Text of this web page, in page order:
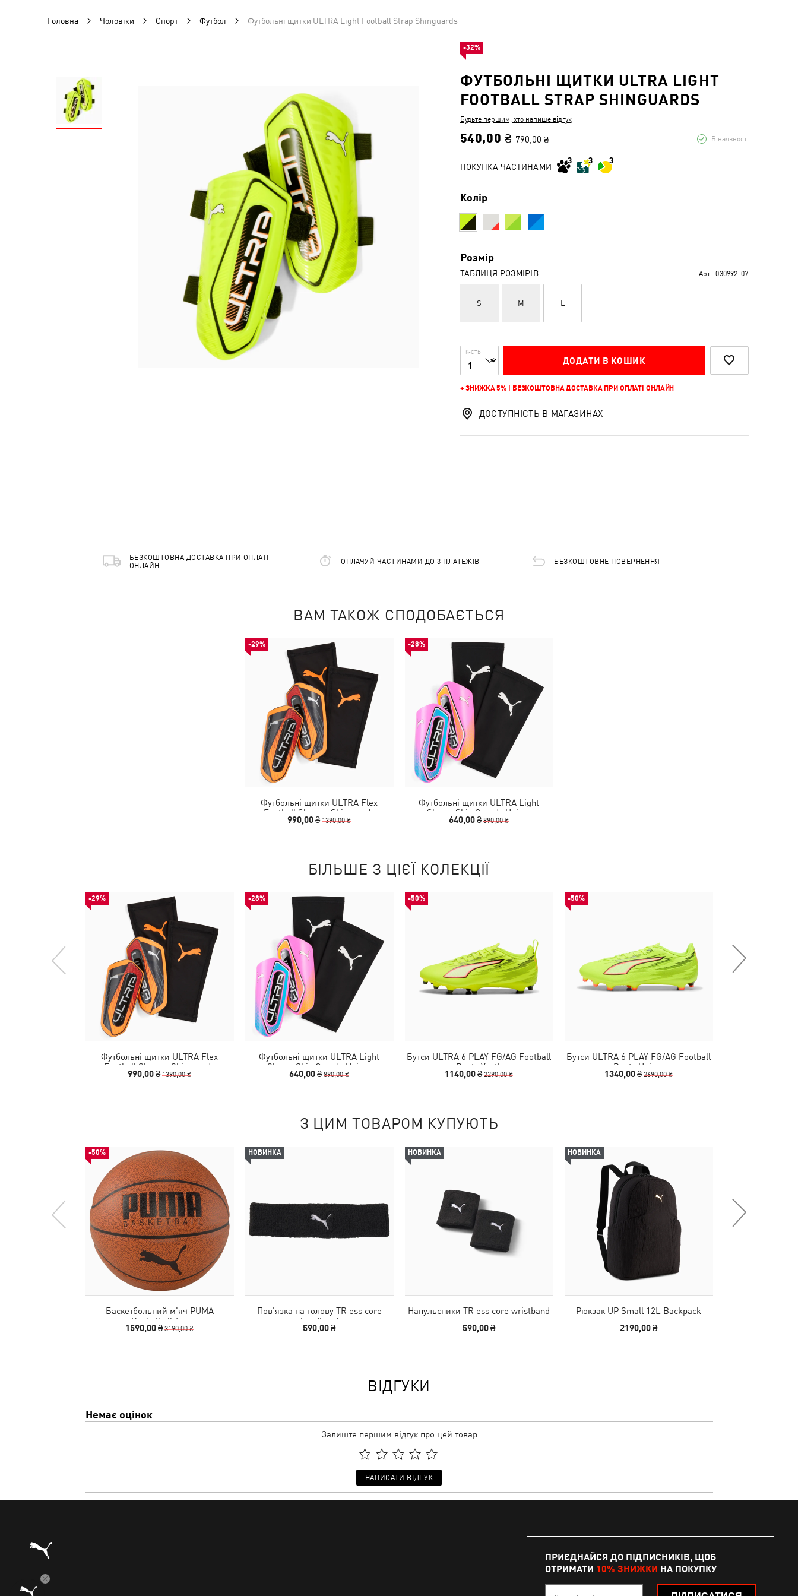
Головна Чоловіки Спорт Футбол Футбольні щитки ULTRA Light Football Strap Shinguards
ФУТБОЛЬНІ ЩИТКИ ULTRA LIGHT
FOOTBALL STRAP SHINGUARDS
Будьте першим, хто напише відгук
540,00 ₴ 790,00 ₴ В наявності
ПОКУПКА ЧАСТИНАМИ
Колір
Розмір
ТАБЛИЦЯ РОЗМІРІВ Арт.: 030992_07
S M L
К-СТЬ
ДОДАТИ В КОШИК
+ ЗНИЖКА 5% І БЕЗКОШТОВНА ДОСТАВКА ПРИ ОПЛАТІ ОНЛАЙН
-32%
ДОСТУПНІСТЬ В МАГАЗИНАХ
БЕЗКОШТОВНА ДОСТАВКА ПРИ ОПЛАТІ
ОНЛАЙН
ОПЛАЧУЙ ЧАСТИНАМИ ДО 3 ПЛАТЕЖІВ БЕЗКОШТОВНЕ ПОВЕРНЕННЯ
ВАМ ТАКОЖ СПОДОБАЄТЬСЯ
-29%
Футбольні щитки ULTRA Flex
Football Sleeves Shinguards
990,00 ₴1390,00 ₴
-28%
Футбольні щитки ULTRA Light
Sleeve Shin Guards Unisex
640,00 ₴890,00 ₴
БІЛЬШЕ З ЦІЄЇ КОЛЕКЦІЇ
-29%
Футбольні щитки ULTRA Flex
Football Sleeves Shinguards
990,00 ₴1390,00 ₴
-28%
Футбольні щитки ULTRA Light
Sleeve Shin Guards Unisex
640,00 ₴890,00 ₴
-50%
Бутси ULTRA 6 PLAY FG/AG Football
Boots Youth
1140,00 ₴2290,00 ₴
-50%
Бутси ULTRA 6 PLAY FG/AG Football
Boots Unisex
1340,00 ₴2690,00 ₴
З ЦИМ ТОВАРОМ КУПУЮТЬ
-50%
Баскетбольний м'яч PUMA
Basketball Top
1590,00 ₴3190,00 ₴
НОВИНКА
Пов'язка на голову TR ess core
headband
590,00 ₴
НОВИНКА
Напульсники TR ess core wristband
590,00 ₴
НОВИНКА
Рюкзак UP Small 12L Backpack
2190,00 ₴
ВІДГУКИ
Немає оцінок
Залиште першим відгук про цей товар
НАПИСАТИ ВІДГУК
ПРИЄДНАЙСЯ ДО ПІДПИСНИКІВ, ЩОБ
ОТРИМАТИ 10% ЗНИЖКИ НА ПОКУПКУ